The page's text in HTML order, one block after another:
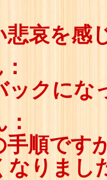
悲哀を感
ックにな
手順です
なりまし